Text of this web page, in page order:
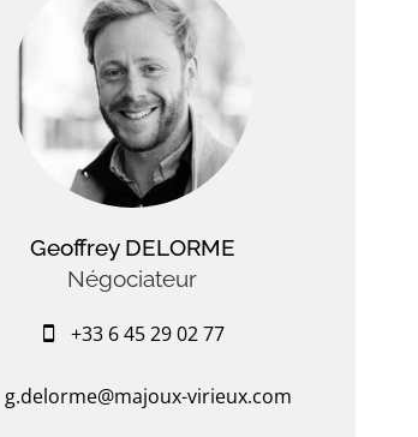
Geoffrey DELORME
Négociateur
+33 6 45 29 02 77
g.delorme@majoux-virieux.com